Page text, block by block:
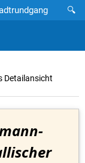
🔍
Detailansicht